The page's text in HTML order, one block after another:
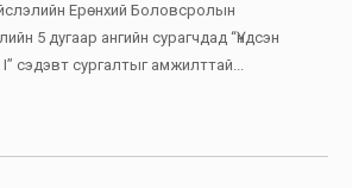
Ерөнхий Боловсролын
5 дугаар ангийн сурагчдад “Үндсэн
сэдэвт сургалтыг амжилттай...